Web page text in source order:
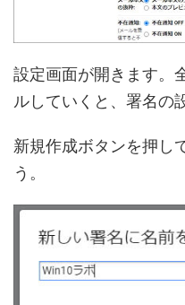
設定画面が開きます。
ルしていくと、署名の
新規作成ボタンを押し
う。